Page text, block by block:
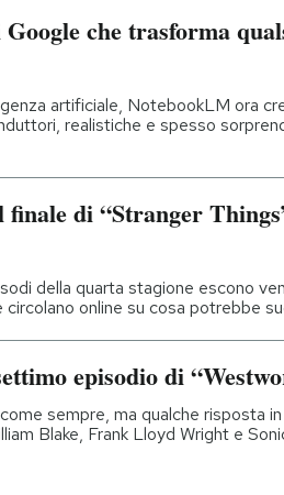
che trasforma
artificiale, NotebookLM ora
realistiche e spesso
finale di “Stranger
della quarta stagione escono
online su cosa potrebbe
episodio di
sempre, ma qualche risposta
Blake, Frank Lloyd Wright e